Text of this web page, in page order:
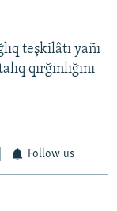
teşkilâtı yañı
qırğınlığını
Follow us